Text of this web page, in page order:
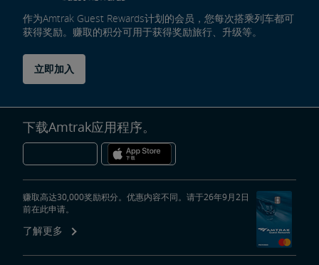
作为Amtrak Guest Rewards计划的会员，您每次搭乘列车都可
获得奖励。赚取的积分可用于获得奖励旅行、升级等。
立即加入
下载Amtrak应用程序。
赚取高达30,000奖励积分。优惠内容不同。请于26年9月2日
前在此申请。
了解更多